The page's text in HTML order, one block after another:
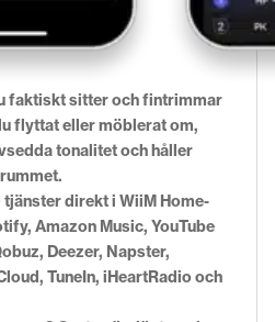
faktiskt sitter och fintrimmar
flyttat eller möblerat om,
tonalitet och håller
direkt i WiiM Home-
Amazon Music, YouTube
Deezer, Napster,
TuneIn, iHeartRadio och